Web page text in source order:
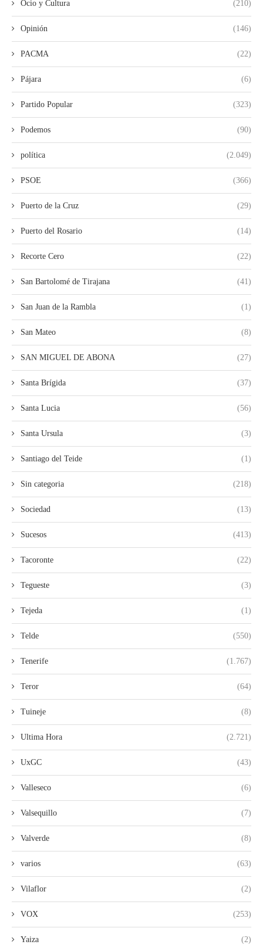
Ocio y Cultura (210)
Opinión (146)
PACMA (22)
Pájara (6)
Partido Popular (323)
Podemos (90)
política (2.049)
PSOE (366)
Puerto de la Cruz (29)
Puerto del Rosario (14)
Recorte Cero (22)
San Bartolomé de Tirajana (41)
San Juan de la Rambla (1)
San Mateo (8)
SAN MIGUEL DE ABONA (27)
Santa Brígida (37)
Santa Lucia (56)
Santa Ursula (3)
Santiago del Teide (1)
Sin categoria (218)
Sociedad (13)
Sucesos (413)
Tacoronte (22)
Tegueste (3)
Tejeda (1)
Telde (550)
Tenerife (1.767)
Teror (64)
Tuineje (8)
Ultima Hora (2.721)
UxGC (43)
Valleseco (6)
Valsequillo (7)
Valverde (8)
varios (63)
Vilaflor (2)
VOX (253)
Yaiza (2)